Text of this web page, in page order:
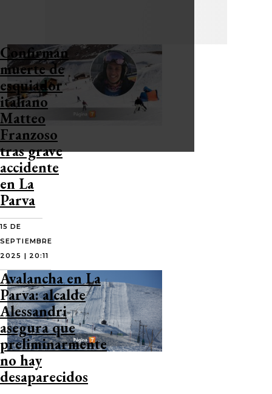
Confirman
muerte de
esquiador
italiano
Matteo
Franzoso
tras grave
accidente
en La
Parva
15 DE
SEPTIEMBRE
2025 | 20:11
Avalancha en La
Parva: alcalde
Alessandri
asegura que
preliminarmente
no hay
desaparecidos